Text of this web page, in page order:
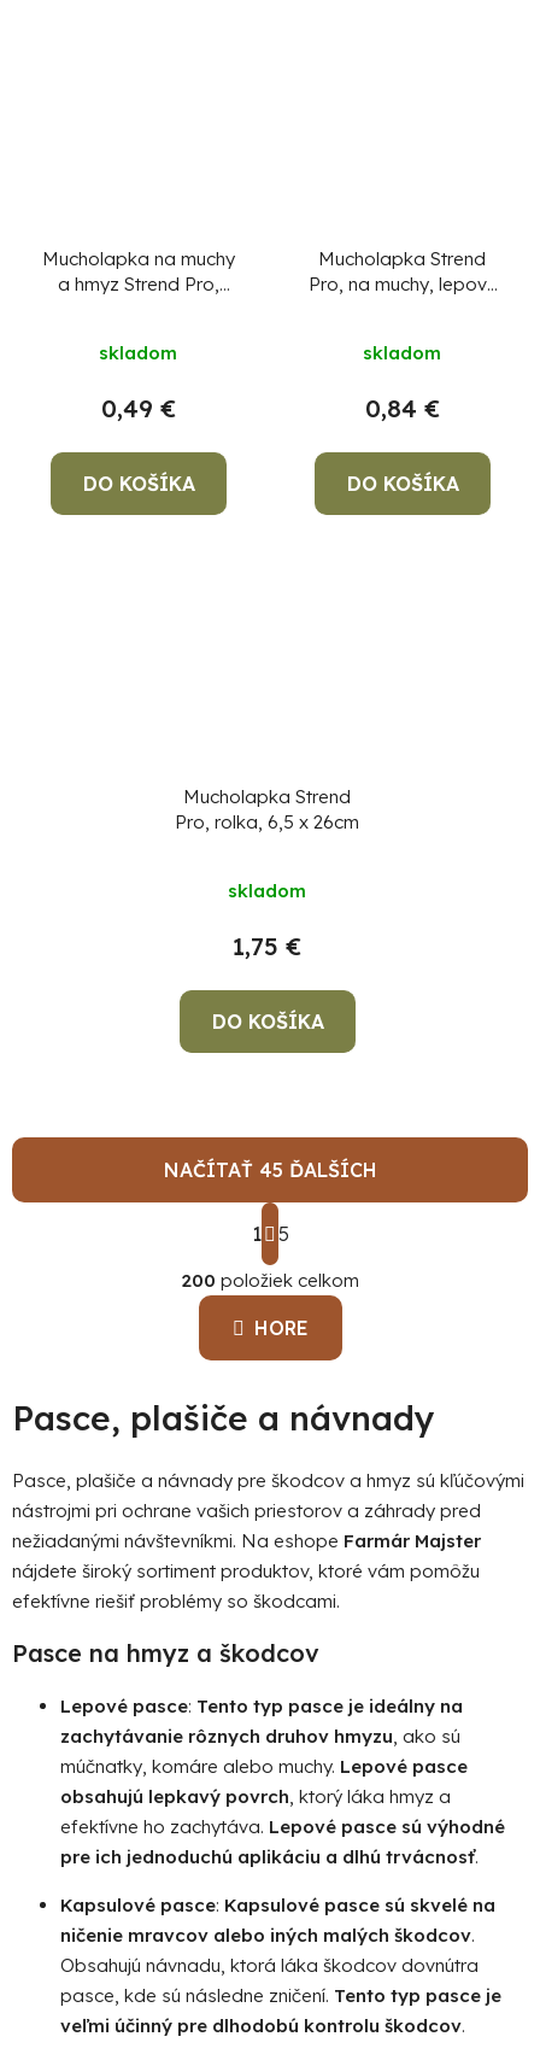
Mucholapka na muchy
a hmyz Strend Pro,
skladom
0,49 €
DO KOŠÍKA
Mucholapka Strend
Pro, na muchy, lepový
skladom
0,84 €
DO KOŠÍKA
Mucholapka Strend
Pro, rolka, 6,5 x 26cm
skladom
1,75 €
DO KOŠÍKA
O
v
l
á
d
c
e
p
r
v
k
y
ý
i
s
u
NAČÍTAŤ 45 ĎALŠÍCH
S
t
r
á
n
k
n
1 5
200 položiek celkom
HORE
Pasce, plašiče a návnady
Pasce, plašiče a návnady pre škodcov a hmyz sú kľúčovými
nástrojmi pri ochrane vašich priestorov a záhrady pred
nežiadanými návštevníkmi. Na eshope Farmár Majster
nájdete široký sortiment produktov, ktoré vám pomôžu
efektívne riešiť problémy so škodcami.
Pasce na hmyz a škodcov
Lepové pasce: Tento typ pasce je ideálny na
zachytávanie rôznych druhov hmyzu , ako sú
múčnatky, komáre alebo muchy. Lepové pasce
obsahujú lepkavý povrch , ktorý láka hmyz a
efektívne ho zachytáva. Lepové pasce sú výhodné
pre ich jednoduchú aplikáciu a dlhú trvácnosť.
Kapsulové pasce: Kapsulové pasce sú skvelé na
ničenie mravcov alebo iných malých škodcov.
Obsahujú návnadu, ktorá láka škodcov dovnútra
pasce, kde sú následne zničení. Tento typ pasce je
veľmi účinný pre dlhodobú kontrolu škodcov.